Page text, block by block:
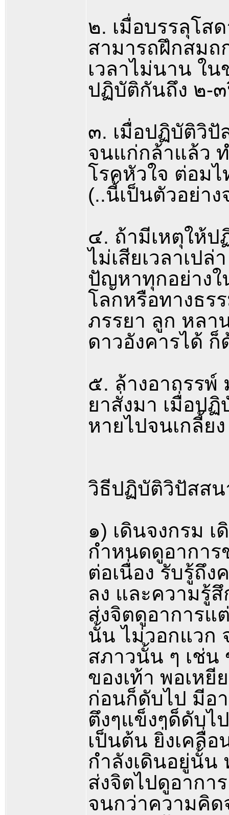
๒. เมื่อบรรลุโส
สามารถฝึกสมถ
เวลาไม่นาน ใ
ปฏิบัติกันถึง ๒-
๓. เมื่อปฏิบัติวิ
จนแก่กล้าแล้ว ท
โรคหัวใจ ต่อมไ
(..นี้เป็นตัวอย่า
๔. ถ้ามีเหตุให้ป
ไม่เสียเวลาเป
ปัญหาทุกอย่าง
โลกหรือทางธร
ภรรยา ลูก หลา
ดาวอังคารได้
๕. ล้างอาถรรพ์
ยาสั่งมา เมื่อป
หายไปจนเกลี้ย
วิธีปฏิบัติวิปัสส
๑) เดินจงกรม
กำหนดดูอาการ
ต่อเนื่อง รับรู้ถึ
ลง และความรู้
ส่งจิตดูอาการแ
นั้น ไม่วอกแวก
สภาวนั้น ๆ เช่น
ของเท้า พอเหยี
ก่อนก็ดับไป มีอ
ตึงๆแข็งๆด็ดับไ
เป็นต้น ยิ่งเคลื่
กำลังเดินอยู่นั้น
ส่งจิตไปดูอากา
จนกว่าความคิด